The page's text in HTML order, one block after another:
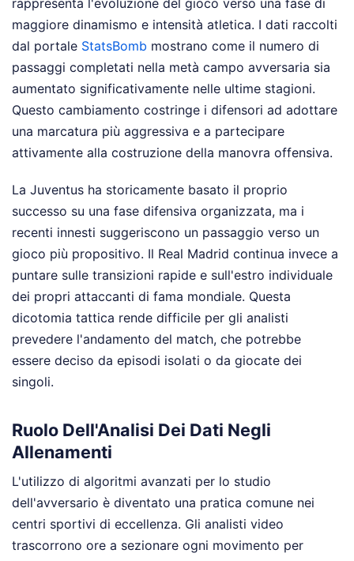
rappresenta l'evoluzione del gioco verso una fase di
maggiore dinamismo e intensità atletica. I dati raccolti
dal portale StatsBomb mostrano come il numero di
passaggi completati nella metà campo avversaria sia
aumentato significativamente nelle ultime stagioni.
Questo cambiamento costringe i difensori ad adottare
una marcatura più aggressiva e a partecipare
attivamente alla costruzione della manovra offensiva.
La Juventus ha storicamente basato il proprio
successo su una fase difensiva organizzata, ma i
recenti innesti suggeriscono un passaggio verso un
gioco più propositivo. Il Real Madrid continua invece a
puntare sulle transizioni rapide e sull'estro individuale
dei propri attaccanti di fama mondiale. Questa
dicotomia tattica rende difficile per gli analisti
prevedere l'andamento del match, che potrebbe
essere deciso da episodi isolati o da giocate dei
singoli.
Ruolo Dell'Analisi Dei Dati Negli
Allenamenti
L'utilizzo di algoritmi avanzati per lo studio
dell'avversario è diventato una pratica comune nei
centri sportivi di eccellenza. Gli analisti video
trascorrono ore a sezionare ogni movimento per